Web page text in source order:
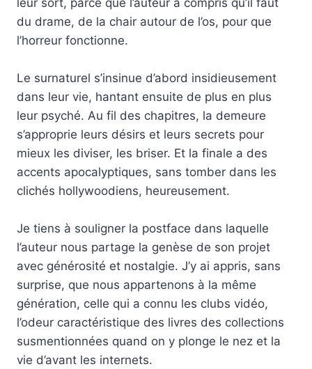
du drame, de la chair autour de l’os, pour que
l’horreur fonctionne.
Le surnaturel s’insinue d’abord insidieusement
dans leur vie, hantant ensuite de plus en plus
leur psyché. Au fil des chapitres, la demeure
s’approprie leurs désirs et leurs secrets pour
mieux les diviser, les briser. Et la finale a des
accents apocalyptiques, sans tomber dans les
clichés hollywoodiens, heureusement.
Je tiens à souligner la postface dans laquelle
l’auteur nous partage la genèse de son projet
avec générosité et nostalgie. J’y ai appris, sans
surprise, que nous appartenons à la même
génération, celle qui a connu les clubs vidéo,
l’odeur caractéristique des livres des collections
susmentionnées quand on y plonge le nez et la
vie d’avant les internets.